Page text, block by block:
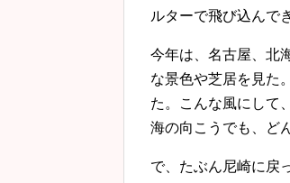
ルターで飛び込んで
今年は、名古屋、北
な景色や芝居を見た
た。こんな風にして
海の向こうでも、ど
で、たぶん尼崎に戻